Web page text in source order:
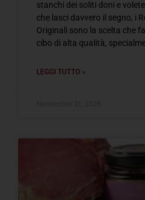
stanchi dei soliti doni e
che lasci davvero il segno, i
Originali sono la scelta che
cibo di alta qualità,
LEGGI TUTTO »